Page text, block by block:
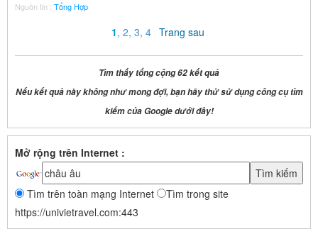
Nguồn tin : Tổng Hợp
1, 2, 3, 4 Trang sau
Tìm thấy tổng cộng 62 kết quả
Nếu kết quả này không như mong đợi, bạn hãy thử sử dụng công cụ tìm
kiếm của Google dưới đây!
Mở rộng trên Internet :
Tìm trên toàn mạng Internet
Tìm trong site
https://univietravel.com:443